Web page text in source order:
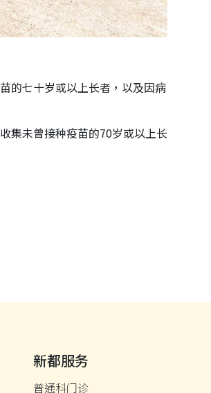
的七十岁或以上长者，以及因病
集未曾接种疫苗的70岁或以上长
新都服务
普通科门诊